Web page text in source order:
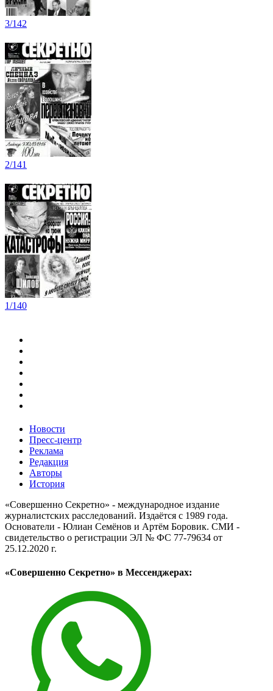
3/142
2/141
1/140
Новости
Пресс-центр
Реклама
Редакция
Авторы
История
«Совершенно Секретно» - международное издание
журналистских расследований. Издаётся с 1989 года.
Основатели - Юлиан Семёнов и Артём Боровик. CМИ -
свидетельство о регистрации ЭЛ № ФС 77-79634 от
25.12.2020 г.
«Совершенно Секретно» в Мессенджерах: